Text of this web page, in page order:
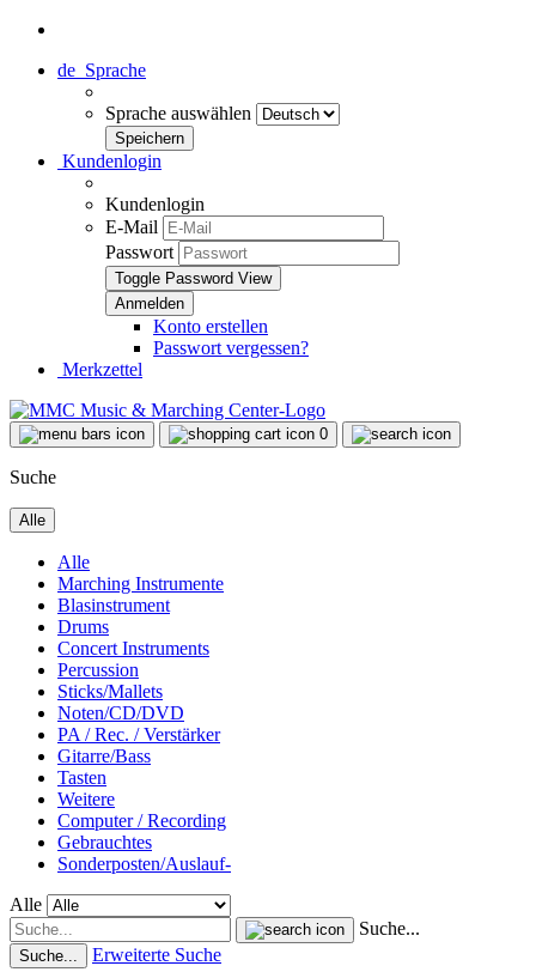
de Sprache
Sprache auswählen
Kundenlogin
Kundenlogin
E-Mail
Passwort
Toggle Password View
Konto erstellen
Passwort vergessen?
Merkzettel
0
Suche
Alle
Alle
Marching Instrumente
Blasinstrument
Drums
Concert Instruments
Percussion
Sticks/Mallets
Noten/CD/DVD
PA / Rec. / Verstärker
Gitarre/Bass
Tasten
Weitere
Computer / Recording
Gebrauchtes
Sonderposten/Auslauf-
Alle
Suche...
Suche... Erweiterte Suche